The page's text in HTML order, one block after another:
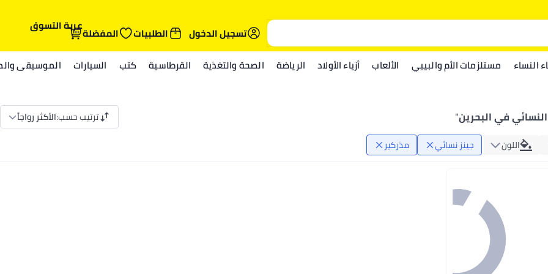
تسجيل الدخول
الطلبيات المفضلةعربة التسوق
النساء مستلزمات الأم والبيبي الألعاب أزياء الأولاد الرياضة الصحة والتغذية القرطاسية كتب السيارات الموسيقى
في البحرين" ترتيب حسب:الأكثر رواجاً
اللون جينز نسائي مذركير